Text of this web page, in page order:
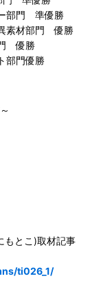
部門 準優勝
素材部門 優勝
優勝
部門優勝
とこ)取材記事
ti026_1/